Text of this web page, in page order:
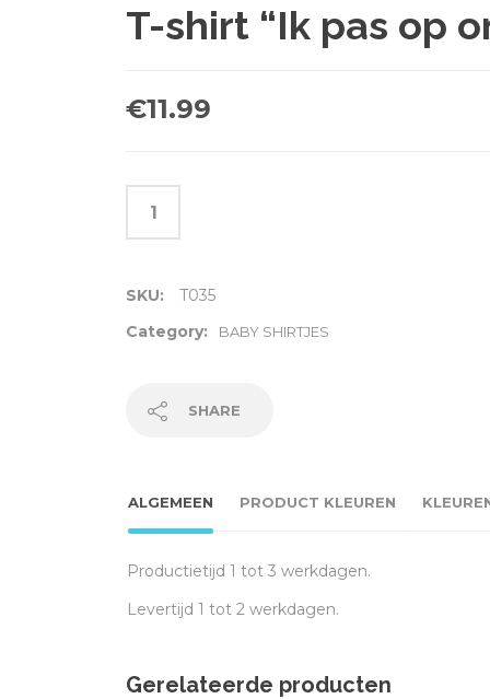
T-shirt “Ik pas op
€11.99
SKU:
T035
Category:
BABY SHIRTJES
SHARE
ALGEMEEN PRODUCT KLEUREN
Productietijd 1 tot 3 werkdagen.
Levertijd 1 tot 2 werkdagen.
Gerelateerde producten